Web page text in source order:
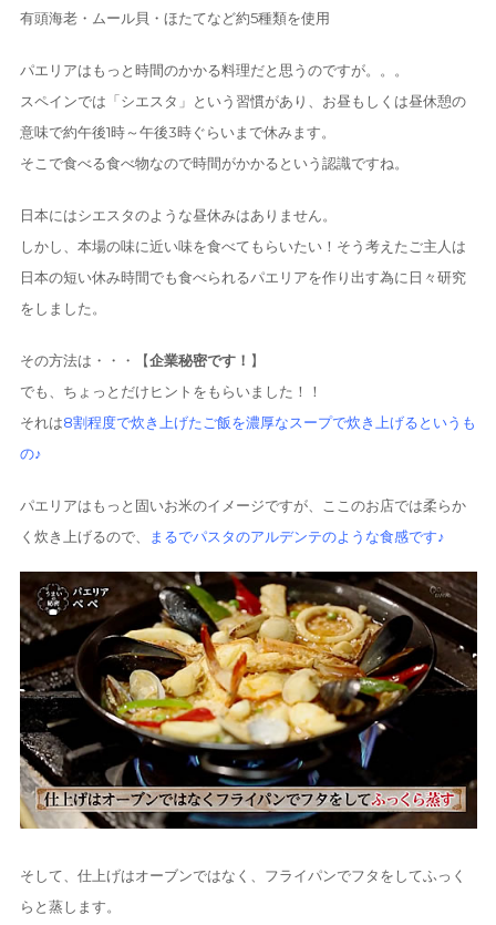
有頭海老・ムール貝・ほたてなど約5種類を使用
パエリアはもっと時間のかかる料理だと思うのですが。。。
スペインでは「シエスタ」という習慣があり、お昼もしくは昼休憩の
意味で約午後1時～午後3時ぐらいまで休みます。
そこで食べる食べ物なので時間がかかるという認識ですね。
日本にはシエスタのような昼休みはありません。
しかし、本場の味に近い味を食べてもらいたい！そう考えたご主人は
日本の短い休み時間でも食べられるパエリアを作り出す為に日々研究
をしました。
その方法は・・・【企業秘密です！ 】
でも、ちょっとだけヒントをもらいました！！
それは8割程度で炊き上げたご飯を濃厚なスープで炊き上げるというも
の♪
パエリアはもっと固いお米のイメージですが、ここのお店では柔らか
く炊き上げるので、
まるでパスタのアルデンテのような食感です♪
そして、仕上げはオーブンではなく、フライパンでフタをしてふっく
らと蒸します。